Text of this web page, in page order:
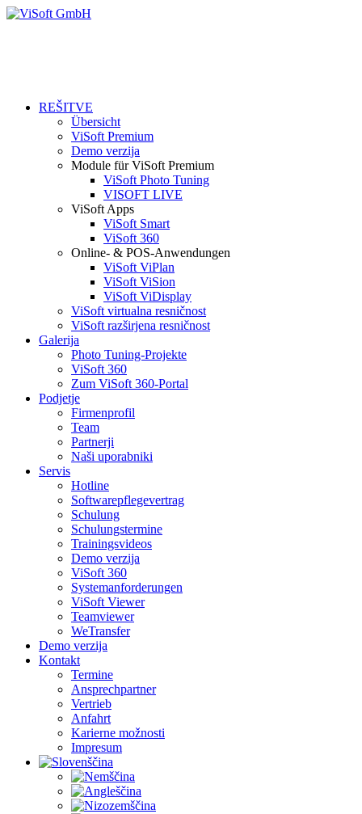
REŠITVE
Übersicht
ViSoft Premium
Demo verzija
Module für ViSoft Premium
ViSoft Photo Tuning
VISOFT LIVE
ViSoft Apps
ViSoft Smart
ViSoft 360
Online- & POS-Anwendungen
ViSoft ViPlan
ViSoft ViSion
ViSoft ViDisplay
ViSoft virtualna resničnost
ViSoft razširjena resničnost
Galerija
Photo Tuning-Projekte
ViSoft 360
Zum ViSoft 360-Portal
Podjetje
Firmenprofil
Team
Partnerji
Naši uporabniki
Servis
Hotline
Softwarepflegevertrag
Schulung
Schulungstermine
Trainingsvideos
Demo verzija
ViSoft 360
Systemanforderungen
ViSoft Viewer
Teamviewer
WeTransfer
Demo verzija
Kontakt
Termine
Ansprechpartner
Vertrieb
Anfahrt
Karierne možnosti
Impresum